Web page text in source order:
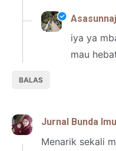
BALAS
iya ya
mau
Jurnal Bunda
Menarik sekali